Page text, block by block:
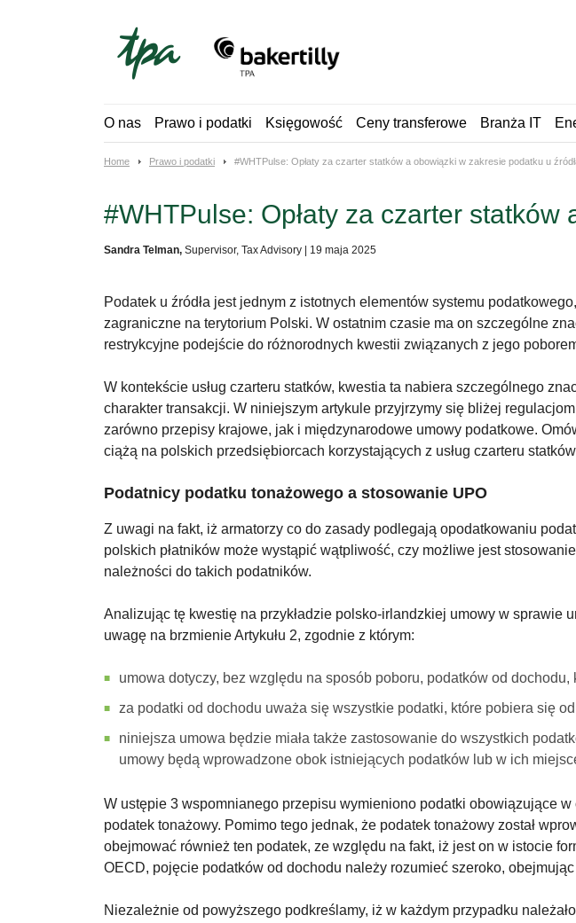
O nas Prawo i podatki Księgowość Ceny transferowe Branża IT
Home Prawo i podatki #WHTPulse: Opłaty za czarter statków a obowiązki w zakresie podatku u
#WHTPulse: Opłaty za czarter
Sandra Telman, Supervisor, Tax Advisory 19 maja 2025
Podatek u źródła jest jednym z istotnych elementów systemu
zagraniczne na terytorium Polski. W ostatnim czasie ma on szczególne
restrykcyjne podejście do różnorodnych kwestii związanych z jego
W kontekście usług czarteru statków, kwestia ta nabiera szczególnego
charakter transakcji. W niniejszym artykule przyjrzymy się bliżej
zarówno przepisy krajowe, jak i międzynarodowe umowy podatkowe.
ciążą na polskich przedsiębiorcach korzystających z usług czarteru
Podatnicy podatku tonażowego a stosowanie UPO
Z uwagi na fakt, iż armatorzy co do zasady podlegają opodatkowaniu
polskich płatników może wystąpić wątpliwość, czy możliwe jest
należności do takich podatników.
Analizując tę kwestię na przykładzie polsko-irlandzkiej umowy w
uwagę na brzmienie Artykułu 2, zgodnie z którym:
umowa dotyczy, bez względu na sposób poboru, podatków od
za podatki od dochodu uważa się wszystkie podatki, które pobiera się
niniejsza umowa będzie miała także zastosowanie do wszystkich
umowy będą wprowadzone obok istniejących podatków lub w ich
W ustępie 3 wspomnianego przepisu wymieniono podatki obowiązujące
podatek tonażowy. Pomimo tego jednak, że podatek tonażowy został
obejmować również ten podatek, ze względu na fakt, iż jest on w istocie
OECD, pojęcie podatków od dochodu należy rozumieć szeroko,
Niezależnie od powyższego podkreślamy, iż w każdym przypadku